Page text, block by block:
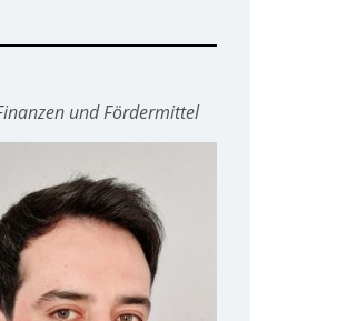
und Fördermittel